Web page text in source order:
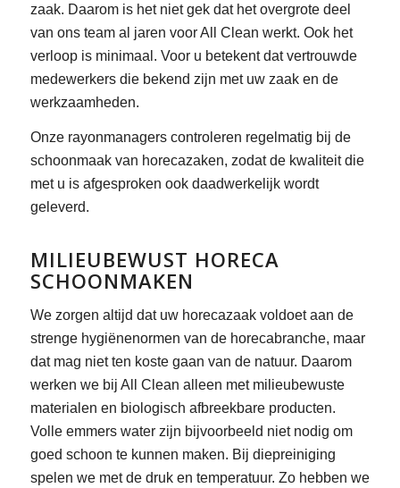
zaak. Daarom is het niet gek dat het overgrote deel
van ons team al jaren voor All Clean werkt. Ook het
verloop is minimaal. Voor u betekent dat vertrouwde
medewerkers die bekend zijn met uw zaak en de
werkzaamheden.
Onze rayonmanagers controleren regelmatig bij de
schoonmaak van horecazaken, zodat de kwaliteit die
met u is afgesproken ook daadwerkelijk wordt
geleverd.
MILIEUBEWUST HORECA
SCHOONMAKEN
We zorgen altijd dat uw horecazaak voldoet aan de
strenge hygiënenormen van de horecabranche, maar
dat mag niet ten koste gaan van de natuur. Daarom
werken we bij All Clean alleen met milieubewuste
materialen en biologisch afbreekbare producten.
Volle emmers water zijn bijvoorbeeld niet nodig om
goed schoon te kunnen maken. Bij diepreiniging
spelen we met de druk en temperatuur. Zo hebben we